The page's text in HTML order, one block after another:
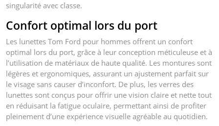
singularité avec classe.
Confort optimal lors du port
Les lunettes Tom Ford pour hommes offrent un confort
optimal lors du port, grâce à leur conception méticuleuse et à
l’utilisation de matériaux de haute qualité. Les montures sont
légères et ergonomiques, assurant un ajustement parfait sur
le visage sans causer d’inconfort. De plus, les verres des
lunettes sont conçus pour offrir une vision claire et nette tout
en réduisant la fatigue oculaire, permettant ainsi de profiter
pleinement d’une expérience visuelle agréable au quotidien.